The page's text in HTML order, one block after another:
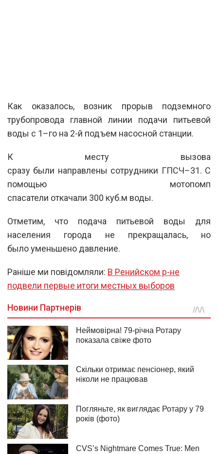
Как оказалось, возник прорыв
подземного
трубопровода главной линии подачи
питьевой
воды с 1–го на 2-й подъем насосной станции.
К месту
вызова
сразу были направлены сотрудники ГПСЧ–31. С
помощью
мотопомп
спасатели откачали 300 куб.м воды.
Отметим, что подача питьевой воды
для
населения
города не прекращалась,но
былоуменьшено давление.
Раніше ми повідомляли: В Ренийском р-не
подвели первые итоги местных выборов